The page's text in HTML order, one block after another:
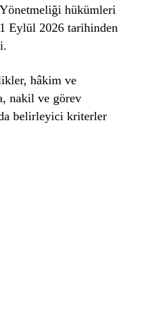
hükümleri
Eylül 2026 tarihinden
hâkim ve
nakil ve görev
belirleyici kriterler